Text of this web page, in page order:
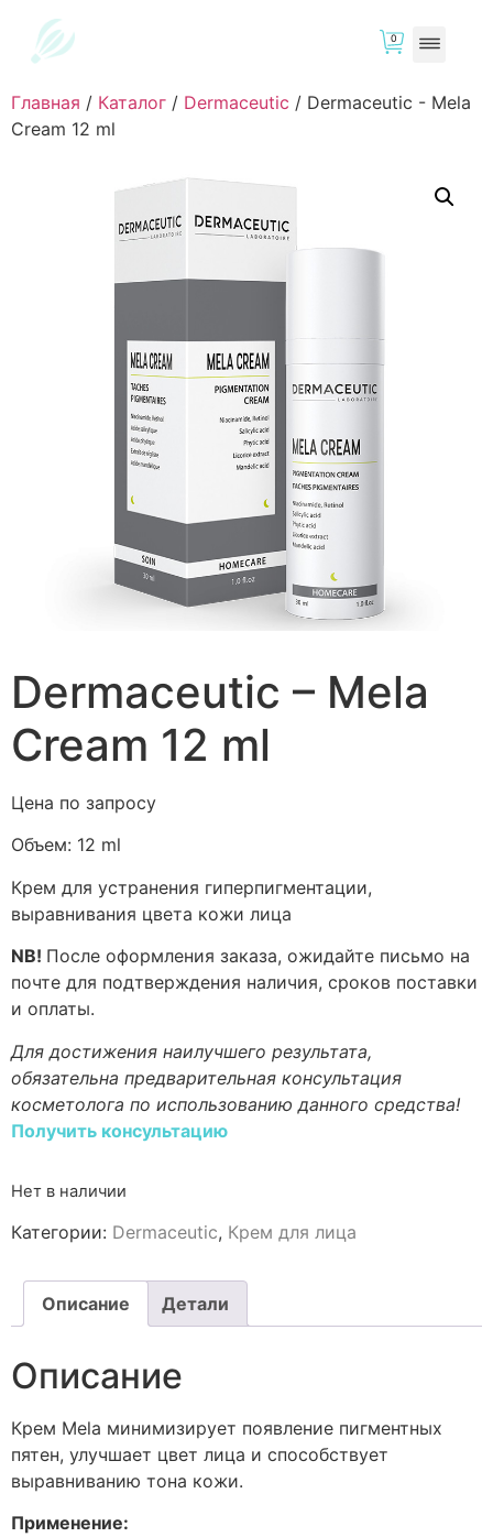
0
Главная / Каталог / Dermaceutic / Dermaceutic - Mela
Cream 12 ml
Dermaceutic – Mela
Cream 12 ml
Цена по запросу
Объем: 12 ml
Крем для устранения гиперпигментации,
выравнивания цвета кожи лица
NB! После оформления заказа, ожидайте письмо на
почте для подтверждения наличия, сроков поставки
и оплаты.
Для достижения наилучшего результата,
обязательна предварительная консультация
косметолога по использованию данного средства!
Получить консультацию
Нет в наличии
Категории: Dermaceutic, Крем для лица
Описание Детали
Описание
Крем Mela минимизирует появление пигментных
пятен, улучшает цвет лица и способствует
выравниванию тона кожи.
Применение: